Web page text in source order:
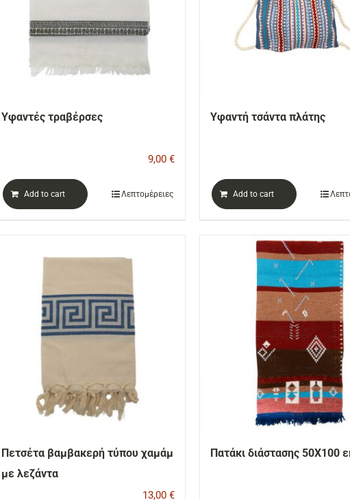
Υφαντές τραβέρσες
9,00 €
Add to cart Λεπτομέρειες
Υφαντή τσάντα πλάτης
Add to cart
Πετσέτα βαμβακερή τύπου χαμάμ
με λεζάντα
13,00 €
Πατάκι διάστασης 50Χ100